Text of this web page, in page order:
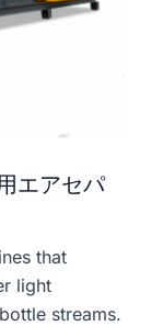
エアセパ
that
light
streams.